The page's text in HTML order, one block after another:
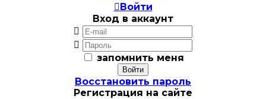
Войти
Вход в аккаунт


запомнить меня
Восстановить пароль
Регистрация на сайте